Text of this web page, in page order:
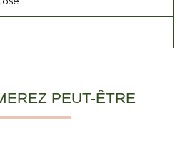
PEUT-ÊTRE